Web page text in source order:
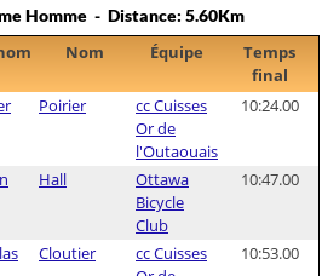
Homme - Distance: 5.60Km
Nom Équipe
Temps
final
Poirier
cc Cuisses
Or de
l'Outaouais
10:24.00
Hall
Ottawa
Bicycle
Club
10:47.00
Cloutier
cc Cuisses
10:53.00